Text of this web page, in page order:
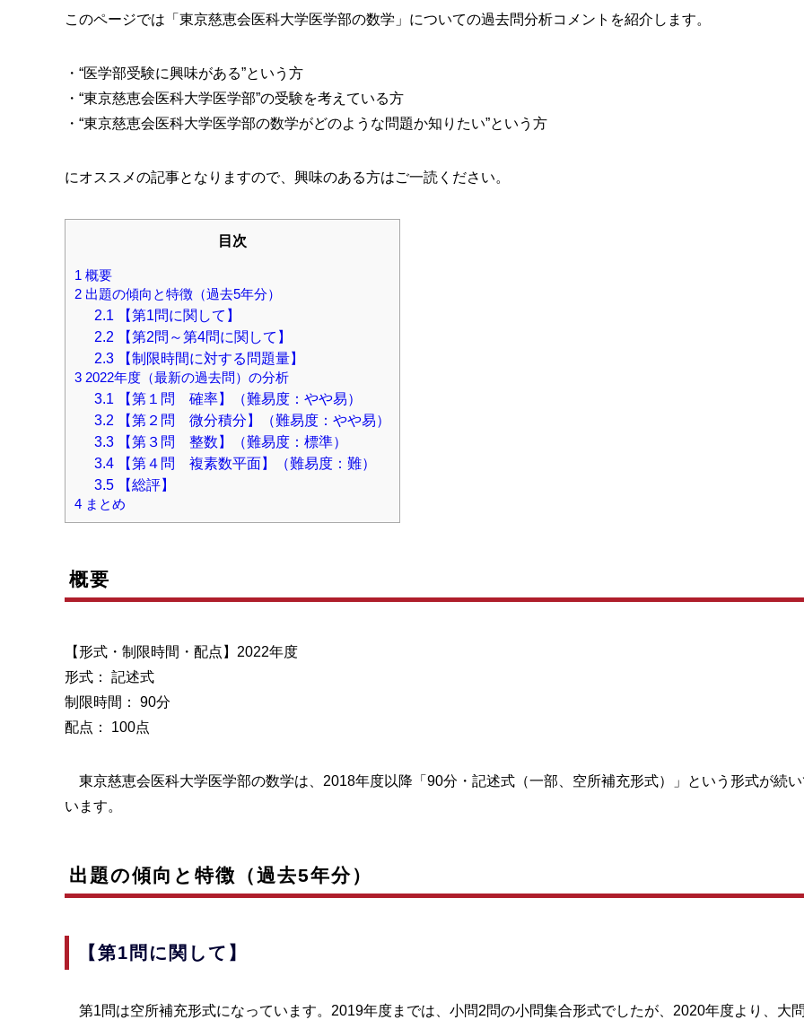
このページでは「東京慈恵会医科大学医学部の数学」についての過去問分析コメントを紹介します。
・“医学部受験に興味がある”という方
・“東京慈恵会医科大学医学部”の受験を考えている方
・“東京慈恵会医科大学医学部の数学がどのような問題か知りたい”という方
にオススメの記事となりますので、興味のある方はご一読ください。
目次
1 概要
2 出題の傾向と特徴（過去5年分）
2.1 【第1問に関して】
2.2 【第2問～第4問に関して】
2.3【制限時間に対する問題量】
3 2022年度（最新の過去問）の分析
3.1 【第１問 確率】（難易度：やや易）
3.2 【第２問 微分積分】（難易度：やや易）
3.3【第３問 整数】（難易度：標準）
3.4【第４問 複素数平面】（難易度：難）
3.5【総評】
4 まとめ
概要
【形式・制限時間・配点】2022年度
形式： 記述式
制限時間： 90分
配点： 100点
東京慈恵会医科大学医学部の数学は、2018年度以降「90分・記述式（一部、空所補充形式）」という形式が続い
います。
出題の傾向と特徴（過去5年分）
【第1問に関して】
第1問は空所補充形式になっています。2019年度までは、小問2問の小問集合形式でしたが、2020年度より、大問